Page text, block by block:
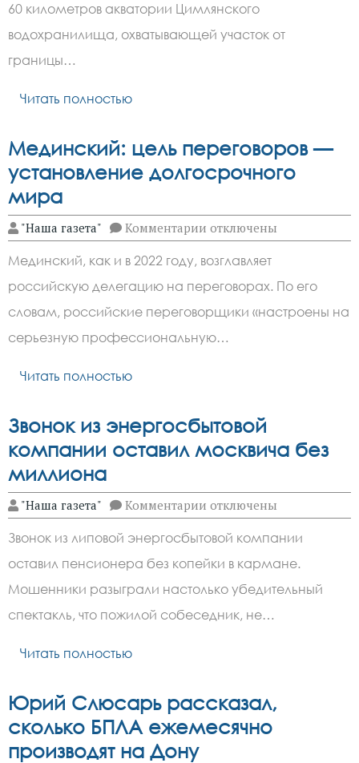
мусора
достали
из
Цимлянского
60 километров акватории Цимлянского
водохранилища, охватывающей участок от
границы…
Читать полностью
Мединский: цель переговоров —
установление долгосрочного
мира
"Наша газета" Комментарии к
записи
цель
переговоров
—
установление
долгосрочного
мира
отключены
Мединский, как и в 2022 году, возглавляет
российскую делегацию на переговорах. По его
словам, российские переговорщики «настроены на
серьезную профессиональную…
Читать полностью
Звонок из энергосбытовой
компании оставил москвича без
миллиона
"Наша газета" Комментарии к
записи
Звонок
из
энергосбытовой
компании
оставил
москвича
без
миллиона
отключены
Звонок из липовой энергосбытовой компании
оставил пенсионера без копейки в кармане.
Мошенники разыграли настолько убедительный
спектакль, что пожилой собеседник, не…
Читать полностью
Юрий Слюсарь рассказал,
сколько БПЛА ежемесячно
производят на Дону